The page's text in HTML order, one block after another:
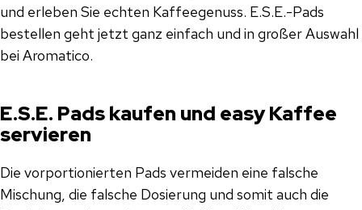
und erleben Sie echten Kaffeegenuss. E.S.E.-Pads
bestellen geht jetzt ganz einfach und in großer Auswahl
bei Aromatico.
E.S.E. Pads kaufen und easy Kaffee
servieren
Die vorportionierten Pads vermeiden eine falsche
Mischung, die falsche Dosierung und somit auch die